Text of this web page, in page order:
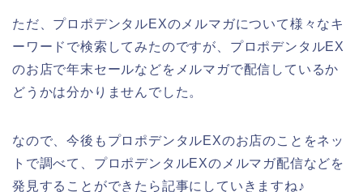
ただ、プロポデンタルEXのメルマガについて様々なキ
ーワードで検索してみたのですが、プロポデンタルEX
のお店で年末セールなどをメルマガで配信しているか
どうかは分かりませんでした。
なので、今後もプロポデンタルEXのお店のことをネッ
トで調べて、プロポデンタルEXのメルマガ配信などを
発見することができたら記事にしていきますね♪